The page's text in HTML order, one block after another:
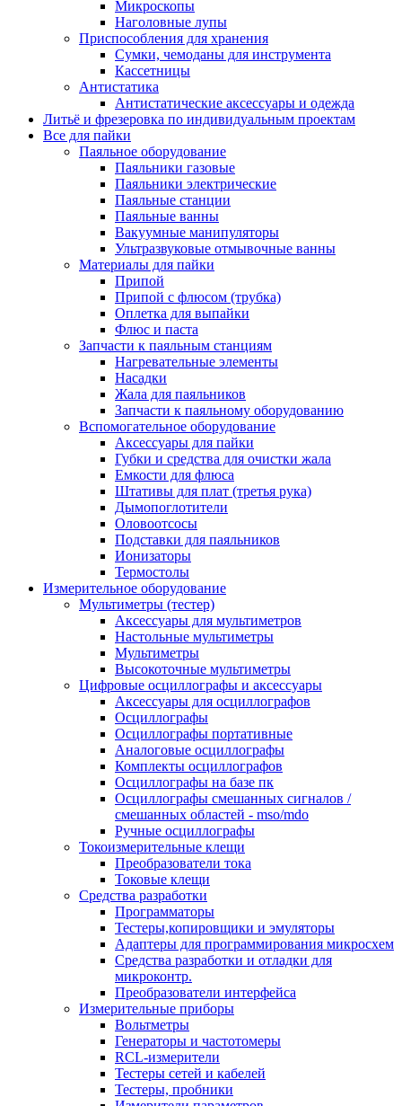
Микроскопы
Наголовные лупы
Приспособления для хранения
Сумки, чемоданы для инструмента
Кассетницы
Антистатика
Антистатические аксессуары и одежда
Литьё и фрезеровка по индивидуальным проектам
Все для пайки
Паяльное оборудование
Паяльники газовые
Паяльники электрические
Паяльные станции
Паяльные ванны
Вакуумные манипуляторы
Ультразвуковые отмывочные ванны
Материалы для пайки
Припой
Припой с флюсом (трубка)
Оплетка для выпайки
Флюс и паста
Запчасти к паяльным станциям
Нагревательные элементы
Насадки
Жала для паяльников
Запчасти к паяльному оборудованию
Вспомогательное оборудование
Аксессуары для пайки
Губки и средства для очистки жала
Емкости для флюса
Штативы для плат (третья рука)
Дымопоглотители
Оловоотсосы
Подставки для паяльников
Ионизаторы
Термостолы
Измерительное оборудование
Мультиметры (тестер)
Аксессуары для мультиметров
Настольные мультиметры
Мультиметры
Высокоточные мультиметры
Цифровые осциллографы и аксессуары
Аксессуары для осциллографов
Осциллографы
Осциллографы портативные
Аналоговые осциллографы
Комплекты осциллографов
Осциллографы на базе пк
Осциллографы смешанных сигналов /
смешанных областей - mso/mdo
Ручные осциллографы
Токоизмерительные клещи
Преобразователи тока
Токовые клещи
Средства разработки
Программаторы
Тестеры,копировщики и эмуляторы
Адаптеры для программирования микросхем
Cредства разработки и отладки для
микроконтр.
Преобразователи интерфейса
Измерительные приборы
Вольтметры
Генераторы и частотомеры
RCL-измерители
Тестеры сетей и кабелей
Тестеры, пробники